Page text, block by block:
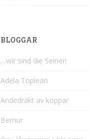
BLOGGAR
…wir sind die Seinen
Adela Toplean
Andedräkt av koppar
Bernur